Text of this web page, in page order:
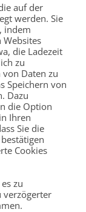
auf der
werden. Sie
indem
Websites
die Ladezeit
zu
Daten zu
Speichern von
Dazu
die Option
Ihren
Sie die
Cookies
zu
verzögerter